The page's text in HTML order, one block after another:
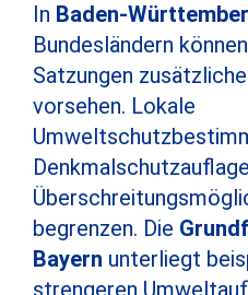
In Baden-
Bundesländern
Satzungen
vorsehen. Lokale
begrenzen. Die
Bayern unterliegt
strengeren